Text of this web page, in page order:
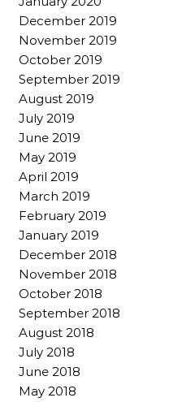
December 2019
November 2019
October 2019
September 2019
August 2019
July 2019
June 2019
May 2019
April 2019
March 2019
February 2019
January 2019
December 2018
November 2018
October 2018
September 2018
August 2018
July 2018
June 2018
May 2018